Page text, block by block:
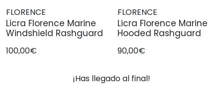
FLORENCE
Licra Florence Marine
Windshield Rashguard
100,00€
FLORENCE
Licra Florence Marine
Hooded Rashguard
90,00€
¡Has llegado al final!